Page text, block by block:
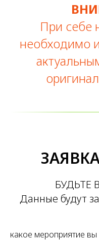
При себе
необходимо
БУДЬТЕ
Данные будут
какое мероприятие вы